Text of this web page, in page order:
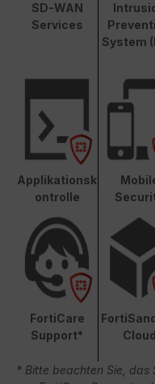
SD-WAN
Services
System
Applikationsk
ontrolle
FortiCare
Support*
Cloud
* Bitte beachten Sie, das